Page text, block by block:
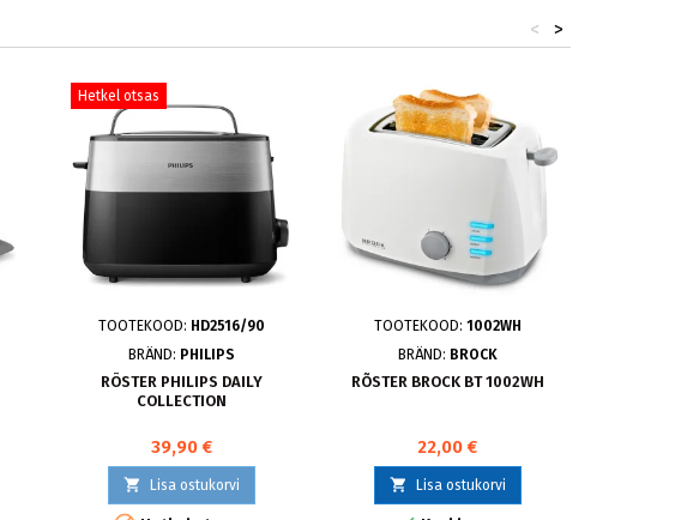
>
<
Hetkel otsas
TOOTEKOOD: HD2516/90
BRÄND: PHILIPS
RÖSTER PHILIPS DAILY
COLLECTION
39,90 €
 Lisa ostukorvi
TOOTEKOOD: 1002WH
BRÄND: BROCK
RÕSTER BROCK BT 1002WH
22,00 €
 Lisa ostukorvi